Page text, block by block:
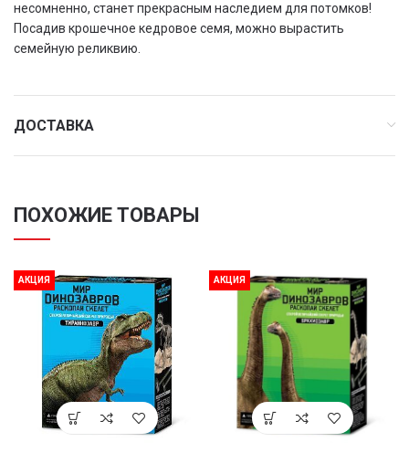
несомненно, станет прекрасным наследием для потомков!
Посадив крошечное кедровое семя, можно вырастить
семейную реликвию.
ДОСТАВКА
ПОХОЖИЕ ТОВАРЫ
АКЦИЯ АКЦИЯ